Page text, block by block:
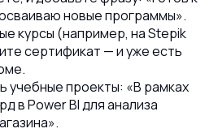
новые программы».
курсы (например, на Stepik
сертификат — и уже есть
учебные проекты: «В рамках
в Power BI для анализа